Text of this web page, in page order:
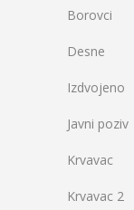
Borovci
Desne
Izdvojeno
Javni poziv
Krvavac
Krvavac 2